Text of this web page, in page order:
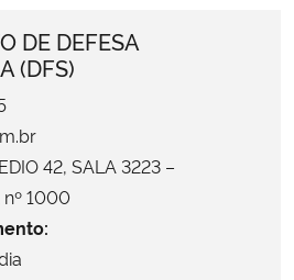
Inovações e Comunicações
DE DEFESA
(DFS)
42, SALA 3223 –
nº 1000